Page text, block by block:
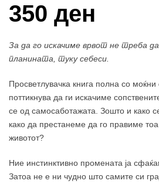
350 ден
За да го искачиме врвот не треба да
планината, туку себеси.
Просветлувачка книга полна со моќни
поттикнува да ги искачиме
се од самосаботажата. Зошто и како
како да престанеме да го правиме
животот?
Ние инстинктивно промената ја
Затоа не е ни чудно што самите си